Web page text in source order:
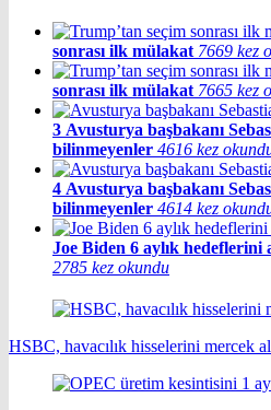
sonrası ilk mülakat 7669 kez
sonrası ilk mülakat 7665 kez
3 Avusturya başbakanı
bilinmeyenler 4616 kez
4 Avusturya başbakanı
bilinmeyenler 4614 kez
Joe Biden 6 aylık hedeflerini
2785 kez okundu
HSBC, havacılık hisselerini mercek